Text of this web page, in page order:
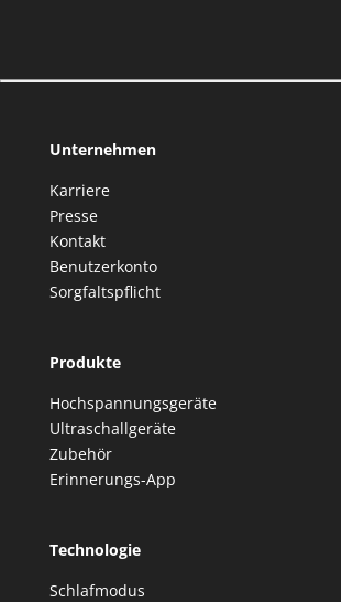
Unternehmen
Karriere
Presse
Kontakt
Benutzerkonto
Sorgfaltspflicht
Produkte
Hochspannungsgeräte
Ultraschallgeräte
Zubehör
Erinnerungs-App
Technologie
Schlafmodus